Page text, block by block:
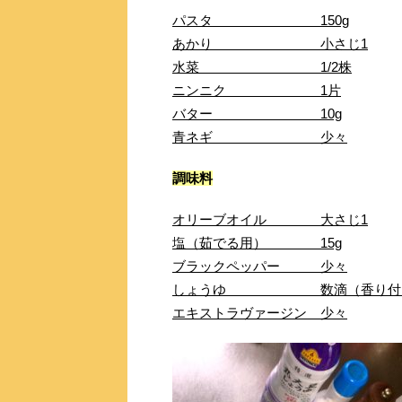
パスタ 150g
あかり 小さじ1
水菜 1/2株
ニンニク 1片
バター 10g
青ネギ 少々
調味料
オリーブオイル 大さじ1
塩（茹でる用） 15g
ブラックペッパー 少々
しょうゆ 数滴（香り付け
エキストラヴァージン 少々